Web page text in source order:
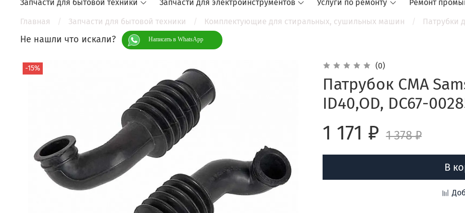
Запчасти для бытовой техники Запчасти для электроинструментов Услуги по ремонту
Ремонт
Главная
Запчасти для бытовой техники Комплектующие для стиральных, сушильных машин Патрубки
Не нашли что искали? Написать в WhatsApp
-15% (0)
Патрубок СМА
ID40,OD, DC67-
1 171 ₽ 1 378 ₽
В